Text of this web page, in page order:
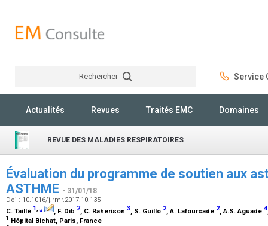
Rechercher Service
Actualités Revues Traités EMC Domaines
REVUE DES MALADIES RESPIRATOIRES
Évaluation du programme de soutien aux
ASTHME - 31/01/18
Doi : 10.1016/j.rmr.2017.10.135
C. Taillé 1,⁎ , F. Dib 2, C. Raherison 3, S. Guillo 2, A. Lafourcade 2, A.S. Aguade 4
1 Hôpital Bichat, Paris, France